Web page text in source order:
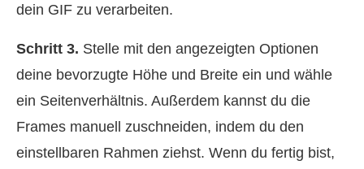
dein GIF zu verarbeiten.
Schritt 3. Stelle mit den angezeigten Optionen
deine bevorzugte Höhe und Breite ein und wähle
ein Seitenverhältnis. Außerdem kannst du die
Frames manuell zuschneiden, indem du den
einstellbaren Rahmen ziehst. Wenn du fertig bist,